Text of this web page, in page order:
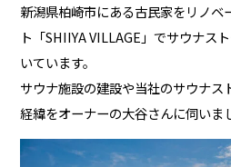
新潟県柏崎市にある古民家をリノベ
ト「SHIIYA VILLAGE」でサウナス
いています。
サウナ施設の建設や当社のサウナス
経緯をオーナーの大谷さんに伺いま